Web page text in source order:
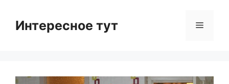
contentИнтересное тут Menu